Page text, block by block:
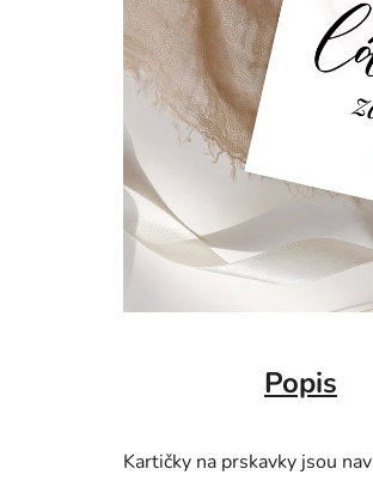
Popis
Kartičky na prskavky jsou